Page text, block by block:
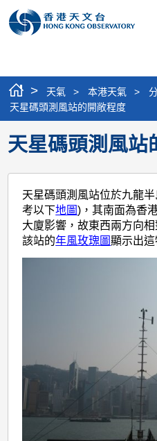
> 天氣 > 本港天氣 >
天星碼頭測風站的開敞程度
天星碼頭測風站
天星碼頭測風站位於九龍
考以下地圖)，其南面為香
大廈影響，故東西兩方向
該站的年風玫瑰圖顯示出這